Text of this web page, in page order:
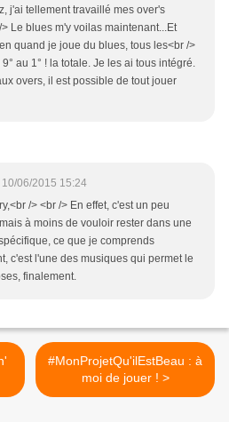
j'ai tellement travaillé mes over's
Le blues m'y voilas maintenant...Et
quand je joue du blues, tous les<br />
au 1° ! la totale. Je les ai tous intégré.
overs, il est possible de tout jouer
10/06/2015 15:24
/> <br /> En effet, c'est un peu
à moins de vouloir rester dans une
ce que je comprends
c'est l'une des musiques qui permet le
finalement.
#MonProjetQu'ilEstBeau : à
moi de jouer ! >